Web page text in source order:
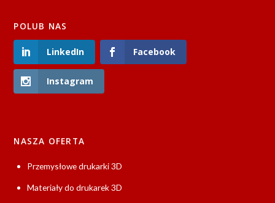
POLUB NAS
LinkedIn Facebook
Instagram
NASZA OFERTA
Przemysłowe drukarki 3D
Materiały do drukarek 3D